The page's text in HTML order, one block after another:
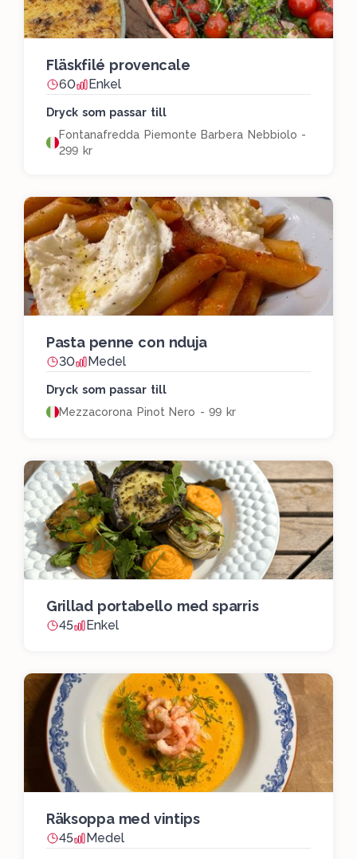
Fläskfilé provencale
60 Enkel
Dryck som passar till
Fontanafredda Piemonte Barbera Nebbiolo -
299 kr
Pasta penne con nduja
30 Medel
Dryck som passar till
Mezzacorona Pinot Nero - 99 kr
Grillad portabello med sparris
45 Enkel
Räksoppa med vintips
45 Medel